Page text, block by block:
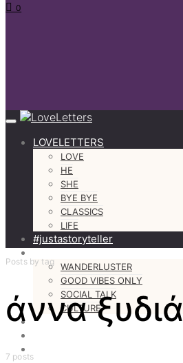
0
LOVELETTERS
LOVE
HE
SHE
BYE BYE
CLASSICS
LIFE
#justastoryteller
MORE
WANDERLUSTER
GOOD VIBES ONLY
SOCIAL TALK
CULTURE
LOVESTARS
Posts by tag
άννα ξυδιά
7 posts